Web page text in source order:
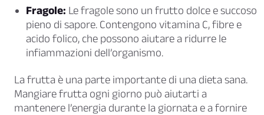
Fragole: Le fragole sono un frutto dolce e succoso
pieno di sapore. Contengono vitamina C, fibre e
acido folico, che possono aiutare a ridurre le
infiammazioni dell’organismo.
La frutta è una parte importante di una dieta sana.
Mangiare frutta ogni giorno può aiutarti a
mantenere l’energia durante la giornata e a fornire